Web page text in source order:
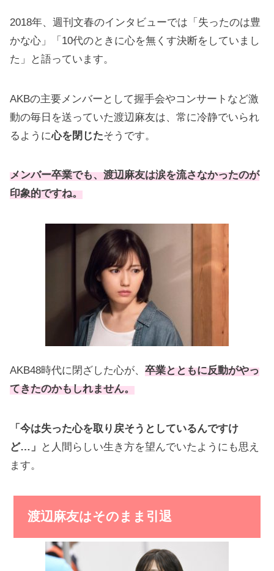
2018年、週刊文春のインタビューでは「失ったのは豊
かな心」「10代のときに心を無くす決断をしていまし
た」と語っています。
AKBの主要メンバーとして握手会やコンサートなど激
動の毎日を送っていた渡辺麻友は、常に冷静でいられ
るように心を閉じたそうです。
メンバー卒業でも、渡辺麻友は涙を流さなかったのが
印象的ですね。
AKB48時代に閉ざした心が、卒業とともに反動がやっ
てきたのかもしれません。
「今は失った心を取り戻そうとしているんですけ
ど…」 と人間らしい生き方を望んでいたようにも思え
ます。
渡辺麻友はそのまま引退